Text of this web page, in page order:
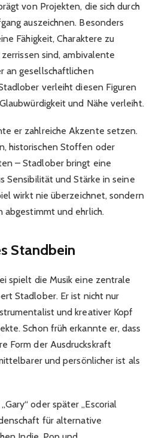
von Projekten, die sich durch
auszeichnen. Besonders
Fähigkeit, Charaktere zu
sind, ambivalente
an gesellschaftlichen
verleiht diesen Figuren
und Nähe verleiht.
er zahlreiche Akzente setzen.
historischen Stoffen oder
– Stadlober bringt eine
Sensibilität und Stärke in seine
wirkt nie überzeichnet, sondern
und ehrlich.
Standbein
spielt die Musik eine zentrale
Stadlober. Er ist nicht nur
und kreativer Kopf
Schon früh erkannte er, dass
Form der Ausdruckskraft
und persönlicher ist als
oder später „Escorial
für alternative